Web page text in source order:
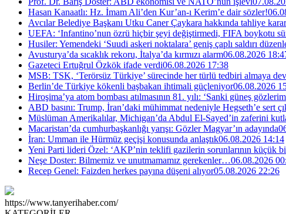
Hasan Kanaatlı: Hz. İmam Ali’den Kur’an-ı Kerim’e dair sözler!
Avcılar Belediye Başkanı Utku Caner Çaykara hakkında tahliye
UEFA: ‘Infantino’nun özrü hiçbir şeyi değiştirmedi, FIFA boykotu
Husiler: Yemendeki ‘Suudi askeri noktalara’ geniş çaplı saldırı
Avusturya’da sıcaklık rekoru, İtalya’da kırmızı alarm06.08.2026
Gazeteci Ertuğrul Özkök ifade verdi06.08.2026 17:38
MSB: TSK, ‘Terörsüz Türkiye’ sürecinde her türlü tedbiri almaya
Berlin’de Türkiye kökenli başbakan ihtimali güçleniyor06.08.2026
Hiroşima’ya atom bombası atılmasının 81. yılı: ‘Sanki güneş
ABD basını: Trump, İran’daki mühimmat nedeniyle Hegseth’e sert
Müslüman Amerikalılar, Michigan’da Abdul El-Sayed’in zaferini
Macaristan’da cumhurbaşkanlığı yarışı: Gözler Magyar’ın adayında
İran: Umman ile Hürmüz geçişi konusunda anlaştık06.08.2026 14:14
Yeni Parti lideri Özel: ‘AKP’nin teklifi gazilerin sorunlarının küçük bir
Neşe Doster: Bilmemiz ve unutmamamız gerekenler…06.08.2026
Recep Genel: Faizden herkes payına düşeni alıyor05.08.2026 22:26
https://www.tanyerihaber.com/